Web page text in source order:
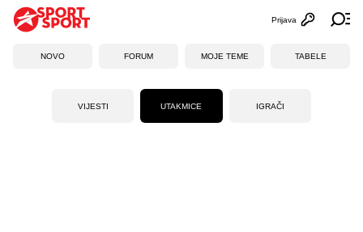
Otvori
Prijava
NOVO FORUM MOJE TEME TABELE
VIJESTI UTAKMICE IGRAČI